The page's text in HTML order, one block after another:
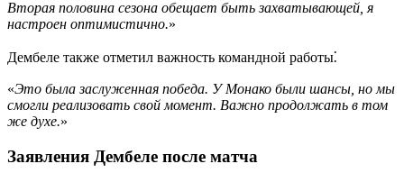
Вторая половина сезона обещает быть захватывающей, я
настроен оптимистично.»
Дембеле также отметил важность командной работы⁚
«Это была заслуженная победа. У Монако были шансы, но мы
смогли реализовать свой момент. Важно продолжать в том
же духе.»
Заявления Дембеле после матча